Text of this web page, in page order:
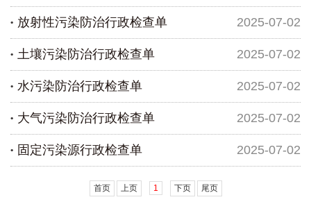
2025-07-02
放射性污染防治行政检查单
2025-07-02
土壤污染防治行政检查单
2025-07-02
水污染防治行政检查单
2025-07-02
大气污染防治行政检查单
2025-07-02
固定污染源行政检查单
首页 上页 1 下页 尾页